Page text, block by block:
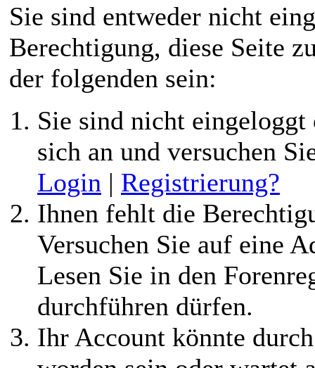
Sie sind entweder nicht
Berechtigung, diese Seite
der folgenden sein:
Sie sind nicht
sich an und versuchen
Login | Registrierung?
Ihnen fehlt die
Versuchen Sie auf eine
Lesen Sie in den
durchführen dürfen.
Ihr Account könnte